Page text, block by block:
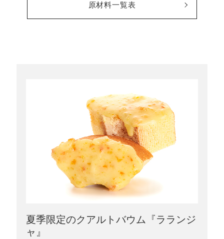
原材料一覧表
夏季限定のクアルトバウム『ラランジ
ャ』